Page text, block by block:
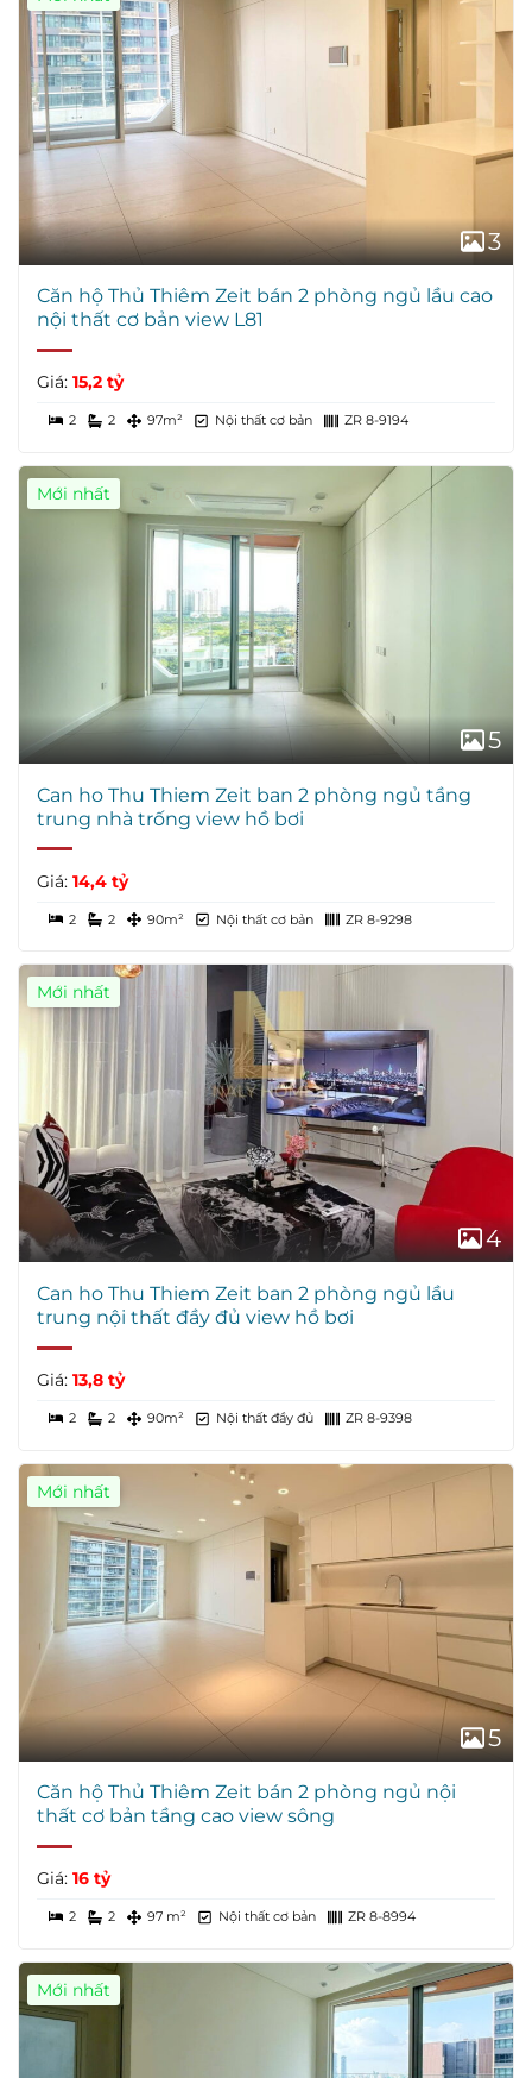
3
Căn hộ Thủ Thiêm Zeit bán 2 phòng ngủ lầu cao
nội thất cơ bản view L81
Giá: 15,2 tỷ
2 2 97m² Nội thất cơ bản ZR 8-9194
Mới nhất Giá Tốt
5
Can ho Thu Thiem Zeit ban 2 phòng ngủ tầng
trung nhà trống view hồ bơi
Giá: 14,4 tỷ
2 2 90m² Nội thất cơ bản ZR 8-9298
Mới nhất
4
Can ho Thu Thiem Zeit ban 2 phòng ngủ lầu
trung nội thất đầy đủ view hồ bơi
Giá: 13,8 tỷ
2 2 90m² Nội thất đầy đủ ZR 8-9398
Mới nhất
5
Căn hộ Thủ Thiêm Zeit bán 2 phòng ngủ nội
thất cơ bản tầng cao view sông
Giá: 16 tỷ
2 2 97 m² Nội thất cơ bản ZR 8-8994
Mới nhất